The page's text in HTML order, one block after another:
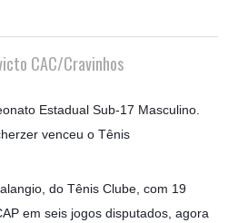
CAC/Cravinhos
Estadual Sub-17 Masculino.
venceu o Tênis
do Tênis Clube, com 19
em seis jogos disputados, agora